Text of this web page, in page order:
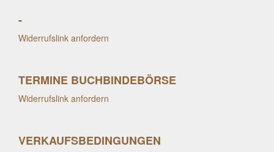
-
Widerrufslink anfordern
TERMINE BUCHBINDEBÖRSE
Widerrufslink anfordern
VERKAUFSBEDINGUNGEN